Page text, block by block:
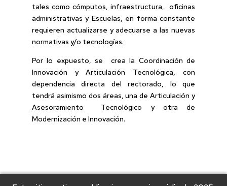
tales como cómputos, infraestructura, oficinas
administrativas y Escuelas, en forma constante
requieren actualizarse y adecuarse a las nuevas
normativas y/o tecnologías.
Por lo expuesto, se crea la Coordinación de
Innovación y Articulación Tecnológica, con
dependencia directa del rectorado, lo que
tendrá asimismo dos áreas, una de Articulación y
Asesoramiento Tecnológico y otra de
Modernización e Innovación.